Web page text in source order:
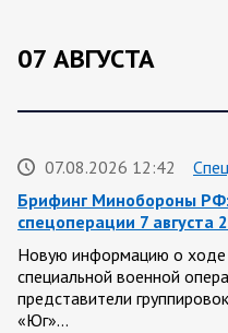
07 АВГУСТА
07.08.2026 12:42
Брифинг Минобороны
спецоперации 7 августа
Новую информацию о
специальной военной
представители
«Юг»…